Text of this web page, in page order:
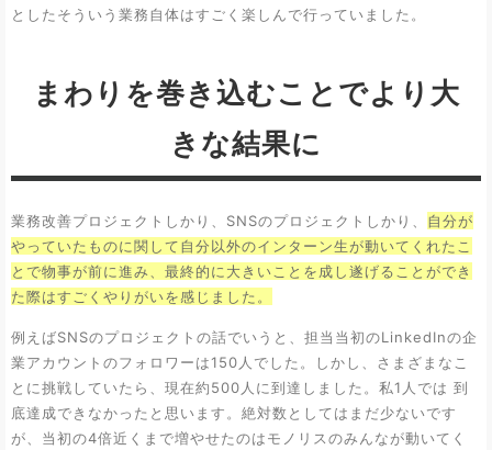
としたそういう業務自体はすごく楽しんで行っていました。
まわりを巻き込むことでより大
きな結果に
業務改善プロジェクトしかり、SNSのプロジェクトしかり、 自分が
やっていたものに関して自分以外のインターン生が動いてくれたこ
とで物事が前に進み、最終的に大きいことを成し遂げることができ
た際はすごくやりがいを感じました。
例えばSNSのプロジェクトの話でいうと、担当当初のLinkedInの企
業アカウントのフォロワーは150人でした。しかし、さまざまなこ
とに挑戦していたら、現在約500人に到達しました。私1人では 到
底達成できなかったと思います。絶対数としてはまだ少ないです
が、当初の4倍近くまで増やせたのはモノリスのみんなが動いてく